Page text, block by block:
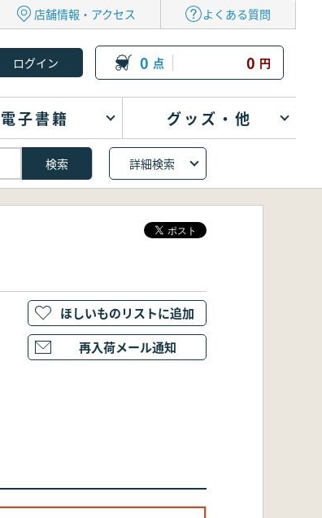
店舗情報・アクセス よくある質問
0 点 0 円
電子書籍 グッズ・他
詳細検索
ほしいものリストに追加
再入荷メール通知